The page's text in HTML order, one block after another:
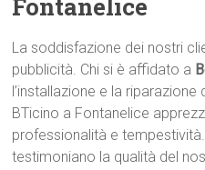
Fontanelice
La soddisfazione dei nostri
pubblicità. Chi si è affidato a
l’installazione e la
BTicino a Fontanelice
professionalità e
testimoniano la qualità del